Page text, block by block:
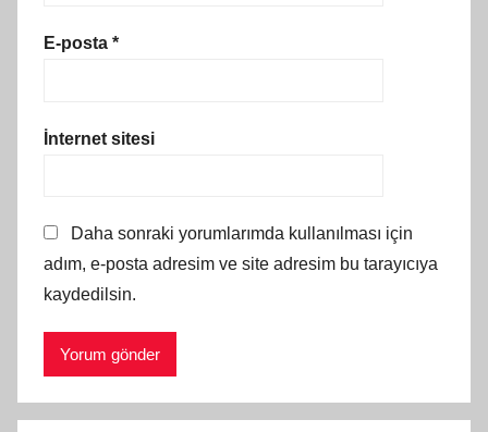
E-posta *
İnternet sitesi
Daha sonraki yorumlarımda kullanılması için
adım, e-posta adresim ve site adresim bu tarayıcıya
kaydedilsin.